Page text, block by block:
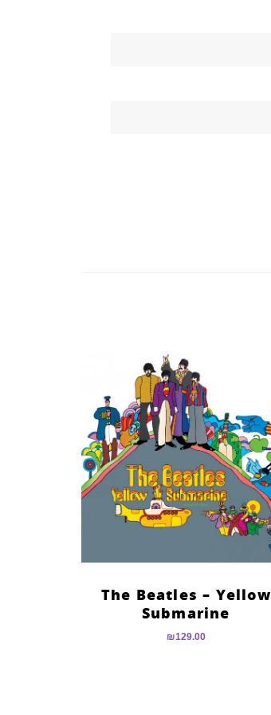
The Beatles – Yellow
Submarine
₪129.00